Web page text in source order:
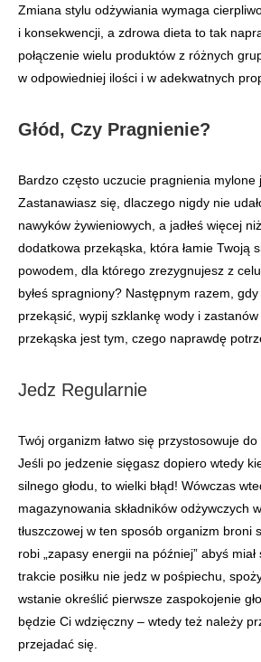
Zmiana stylu odżywiania wymaga
i konsekwencji, a zdrowa dieta to tak
połączenie wielu produktów z różnych
w odpowiedniej ilości i w adekwatnych
Głód, Czy Pragnienie?
Bardzo często uczucie pragnienia mylone
Zastanawiasz się, dlaczego nigdy nie
nawyków żywieniowych, a jadłeś więcej
dodatkowa przekąska, która łamie Twoją
powodem, dla którego zrezygnujesz z
byłeś spragniony? Następnym razem, gdy
przekąsić, wypij szklankę wody i
przekąska jest tym, czego naprawdę
Jedz Regularnie
Twój organizm łatwo się przystosowuje
Jeśli po jedzenie sięgasz dopiero wtedy
silnego głodu, to wielki błąd! Wówczas
magazynowania składników odżywczych
tłuszczowej w ten sposób organizm broni
robi „zapasy energii na później” abyś
trakcie posiłku nie jedz w pośpiechu,
wstanie określić pierwsze zaspokojenie
będzie Ci wdzięczny – wtedy też należy
przejadać się.